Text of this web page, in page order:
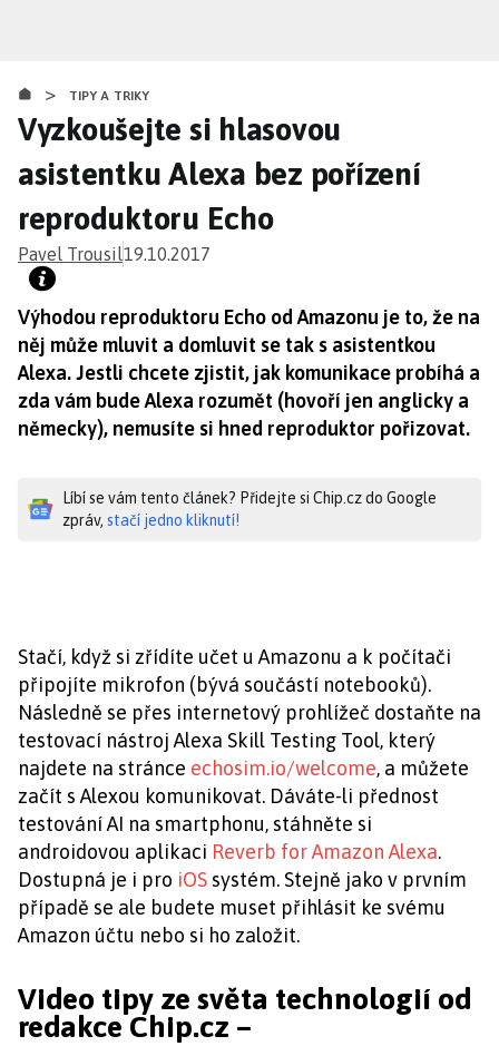
obsahu
> TIPY A TRIKY
Vyzkoušejte si hlasovou
asistentku Alexa bez pořízení
reproduktoru Echo
Pavel Trousil19.10.2017
Výhodou reproduktoru Echo od Amazonu je to, že na
něj může mluvit a domluvit se tak s asistentkou
Alexa. Jestli chcete zjistit, jak komunikace probíhá a
zda vám bude Alexa rozumět (hovoří jen anglicky a
německy), nemusíte si hned reproduktor pořizovat.
Líbí se vám tento článek? Přidejte si Chip.cz do Google
zpráv, stačí jedno kliknutí!
Stačí, když si zřídíte učet u Amazonu a k počítači
připojíte mikrofon (bývá součástí notebooků).
Následně se přes internetový prohlížeč dostaňte na
testovací nástroj Alexa Skill Testing Tool, který
najdete na stránce echosim.io/welcome, a můžete
začít s Alexou komunikovat. Dáváte-li přednost
testování AI na smartphonu, stáhněte si
androidovou aplikaci Reverb for Amazon Alexa.
Dostupná je i pro iOSsystém. Stejně jako v prvním
případě se ale budete muset přihlásit ke svému
Amazon účtu nebo si ho založit.
Video tipy ze světa technologií od
redakce Chip.cz –